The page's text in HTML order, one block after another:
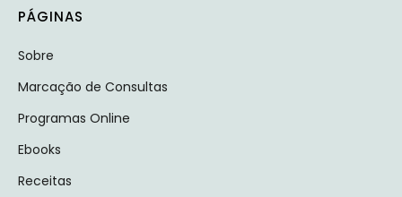
PÁGINAS
Sobre
Marcação de Consultas
Programas Online
Ebooks
Receitas